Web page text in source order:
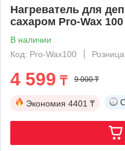
Нагреватель для
сахаром Pro-Wax
В наличии
Код: Pro-Wax100
Розница
4 599 ₸ 9 000 ₸
Экономия 4401 ₸